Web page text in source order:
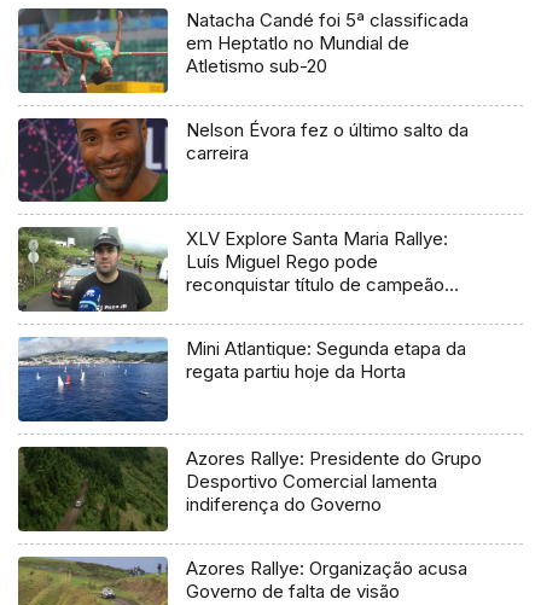
Natacha Candé foi 5ª classificada
em Heptatlo no Mundial de
Atletismo sub-20
Nelson Évora fez o último salto da
carreira
XLV Explore Santa Maria Rallye:
Luís Miguel Rego pode
reconquistar título de campeão
Mini Atlantique: Segunda etapa da
regata partiu hoje da Horta
Azores Rallye: Presidente do Grupo
Desportivo Comercial lamenta
indiferença do Governo
Azores Rallye: Organização acusa
Governo de falta de visão